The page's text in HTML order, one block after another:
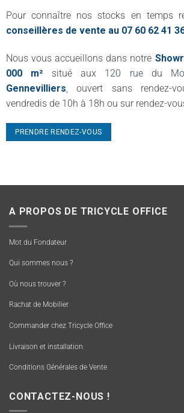
Pour connaître nos stocks en temps
conseillères de vente au 07 60 62 41
Nous vous accueillons dans notre
000 m² situé aux 120 rue du
Gennevilliers , ouvert sans rendez-
vendredis de 10h à 18h ou sur rendez-
PRENDRE RENDEZ-VOUS
A PROPOS DE TRICYCLE OFFICE
Mot du Fondateur
Qui sommes nous ?
Où nous trouver ?
Rachat de Mobilier
Commander chez Tricycle Office
Livraison et installation
Conditions Générales de Vente
CONTACTEZ-NOUS !